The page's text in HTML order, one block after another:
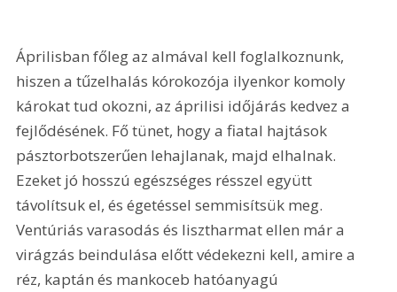
Áprilisban főleg az almával kell foglalkoznunk,
hiszen a tűzelhalás kórokozója ilyenkor komoly
károkat tud okozni, az áprilisi időjárás kedvez a
fejlődésének. Fő tünet, hogy a fiatal hajtások
pásztorbotszerűen lehajlanak, majd elhalnak.
Ezeket jó hosszú egészséges résszel együtt
távolítsuk el, és égetéssel semmisítsük meg.
Ventúriás varasodás és lisztharmat ellen már a
virágzás beindulása előtt védekezni kell, amire a
réz, kaptán és mankoceb hatóanyagú